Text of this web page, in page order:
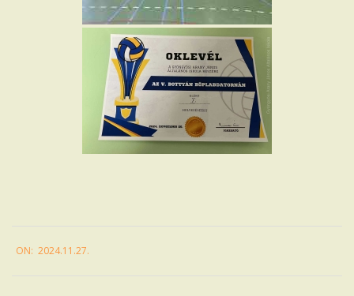
11-
ON: 2024.11.27.